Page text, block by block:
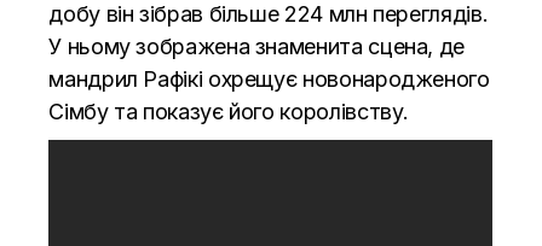
добу він зібрав більше 224 млн переглядів.
У ньому зображена знаменита сцена, де
мандрил Рафікі охрещує новонародженого
Сімбу та показує його королівству.